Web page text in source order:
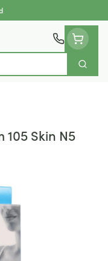
Zoek
Skin N5